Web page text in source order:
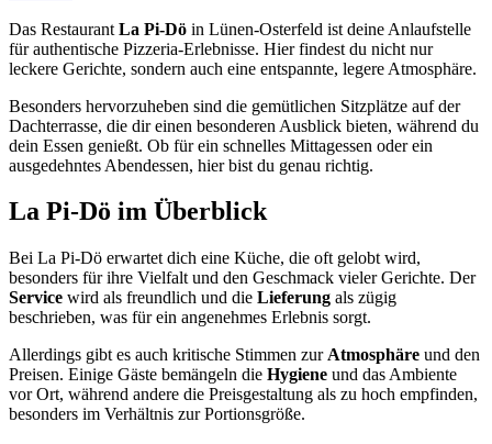
Das Restaurant La Pi-Dö in Lünen-Osterfeld ist deine Anlaufstelle
für authentische Pizzeria-Erlebnisse. Hier findest du nicht nur
leckere Gerichte, sondern auch eine entspannte, legere Atmosphäre.
Besonders hervorzuheben sind die gemütlichen Sitzplätze auf der
Dachterrasse, die dir einen besonderen Ausblick bieten, während du
dein Essen genießt. Ob für ein schnelles Mittagessen oder ein
ausgedehntes Abendessen, hier bist du genau richtig.
La Pi-Dö im Überblick
Bei La Pi-Dö erwartet dich eine Küche, die oft gelobt wird,
besonders für ihre Vielfalt und den Geschmack vieler Gerichte. Der
Service wird als freundlich und die Lieferung als zügig
beschrieben, was für ein angenehmes Erlebnis sorgt.
Allerdings gibt es auch kritische Stimmen zur Atmosphäre und den
Preisen. Einige Gäste bemängeln die Hygiene und das Ambiente
vor Ort, während andere die Preisgestaltung als zu hoch empfinden,
besonders im Verhältnis zur Portionsgröße.